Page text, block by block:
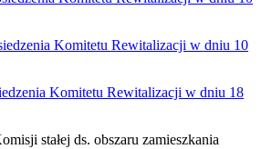
Komitetu Rewitalizacji w dniu 10
Komitetu Rewitalizacji w dniu 18
stałej ds. obszaru zamieszkania